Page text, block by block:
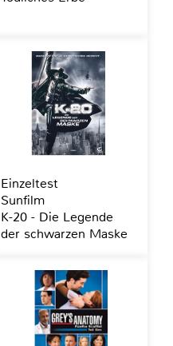
Einzeltest
Sunfilm
K-20 - Die Legende
der schwarzen Maske